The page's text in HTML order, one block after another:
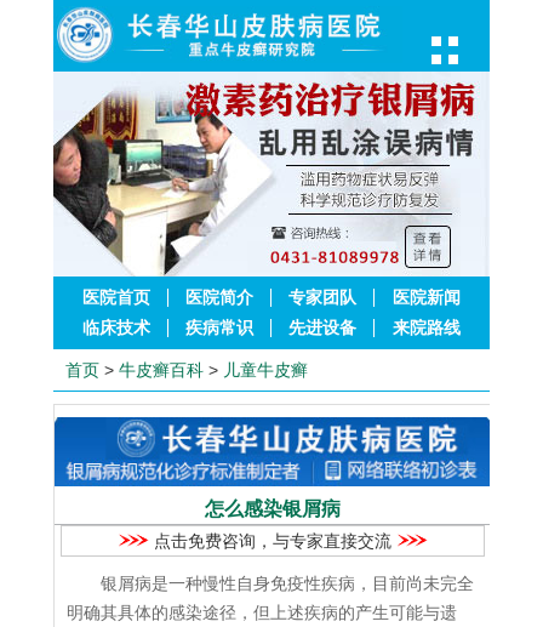
医院首页 医院简介 专家团队
医院新闻
临床技术
疾病常识 先进设备 来院路线
首页 > 牛皮癣百科 > 儿童牛皮癣
怎么感染银屑病
点击免费咨询，与专家直接交流
银屑病是一种慢性自身免疫性疾病，目前尚未完全
明确其具体的感染途径，但上述疾病的产生可能与遗